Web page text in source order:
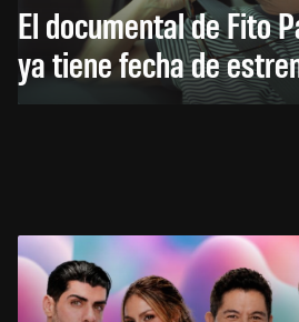
El documental de Fito
ya tiene fecha de